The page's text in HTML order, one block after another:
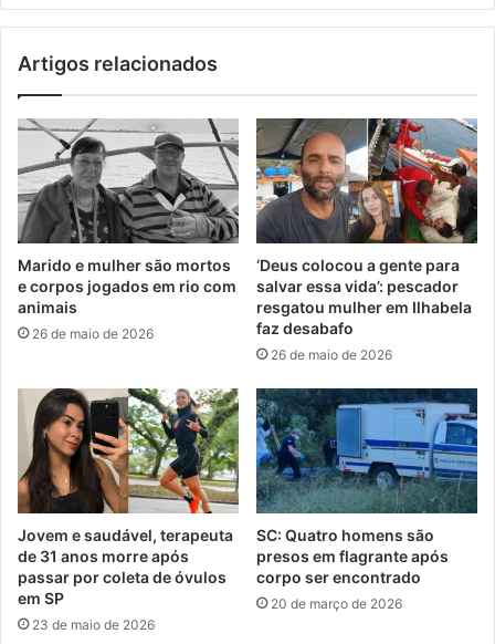
Artigos relacionados
Marido e mulher são mortos
e corpos jogados em rio com
animais
26 de maio de 2026
‘Deus colocou a gente para
salvar essa vida’: pescador
resgatou mulher em Ilhabela
faz desabafo
26 de maio de 2026
Jovem e saudável, terapeuta
de 31 anos morre após
passar por coleta de óvulos
em SP
23 de maio de 2026
SC: Quatro homens são
presos em flagrante após
corpo ser encontrado
20 de março de 2026